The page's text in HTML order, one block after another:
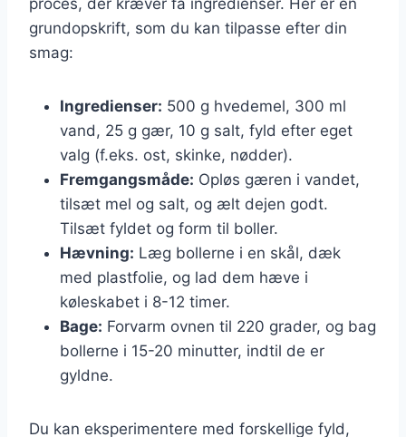
grundopskrift, som du kan tilpasse efter din
smag:
Ingredienser: 500 g hvedemel, 300 ml
vand, 25 g gær, 10 g salt, fyld efter eget
valg (f.eks. ost, skinke, nødder).
Fremgangsmåde: Opløs gæren i vandet,
tilsæt mel og salt, og ælt dejen godt.
Tilsæt fyldet og form til boller.
Hævning: Læg bollerne i en skål, dæk
med plastfolie, og lad dem hæve i
køleskabet i 8-12 timer.
Bage: Forvarm ovnen til 220 grader, og bag
bollerne i 15-20 minutter, indtil de er
gyldne.
Du kan eksperimentere med forskellige fyld,